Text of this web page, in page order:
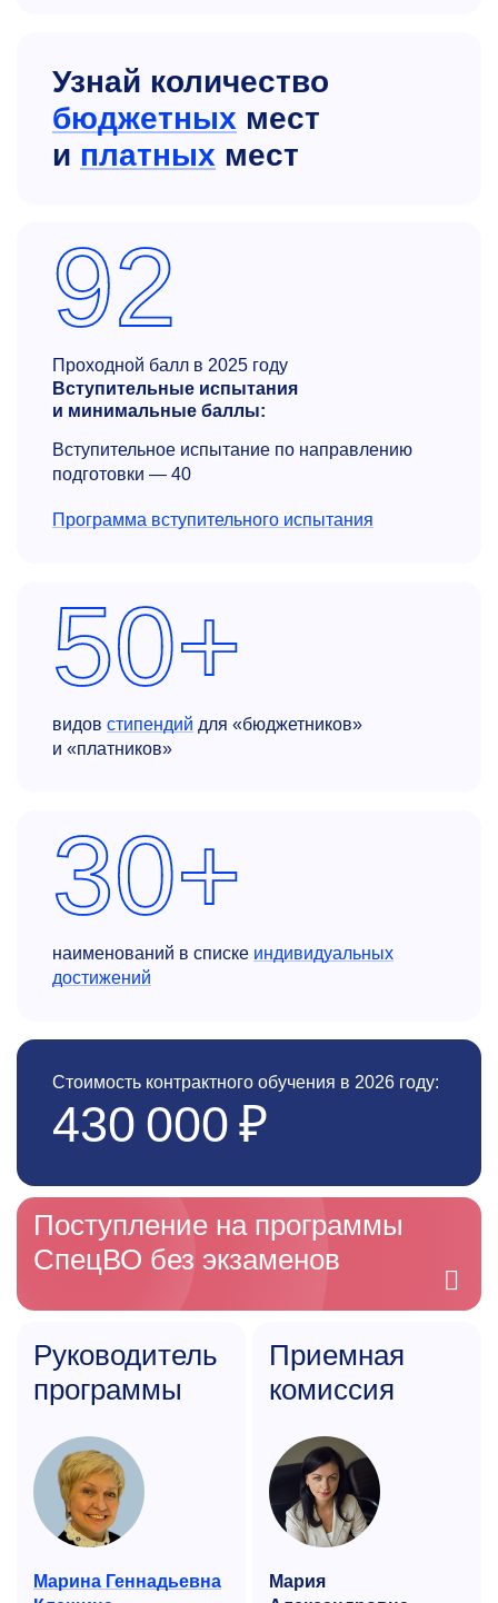
Узнай количество
бюджетных мест
и платных мест
92
Проходной балл в 2025 году
Вступительные испытания
и минимальные баллы:
Вступительное испытание по направлению
подготовки — 40
Программа вступительного испытания
50+
видов стипендий для «бюджетников»
и «платников»
30+
наименований в списке индивидуальных
достижений
Стоимость контрактного обучения в 2026 году:
430 000 ₽
Поступление на программы
СпецВО без экзаменов
Руководитель
программы
Марина Геннадьевна
Приемная
комиссия
Мария